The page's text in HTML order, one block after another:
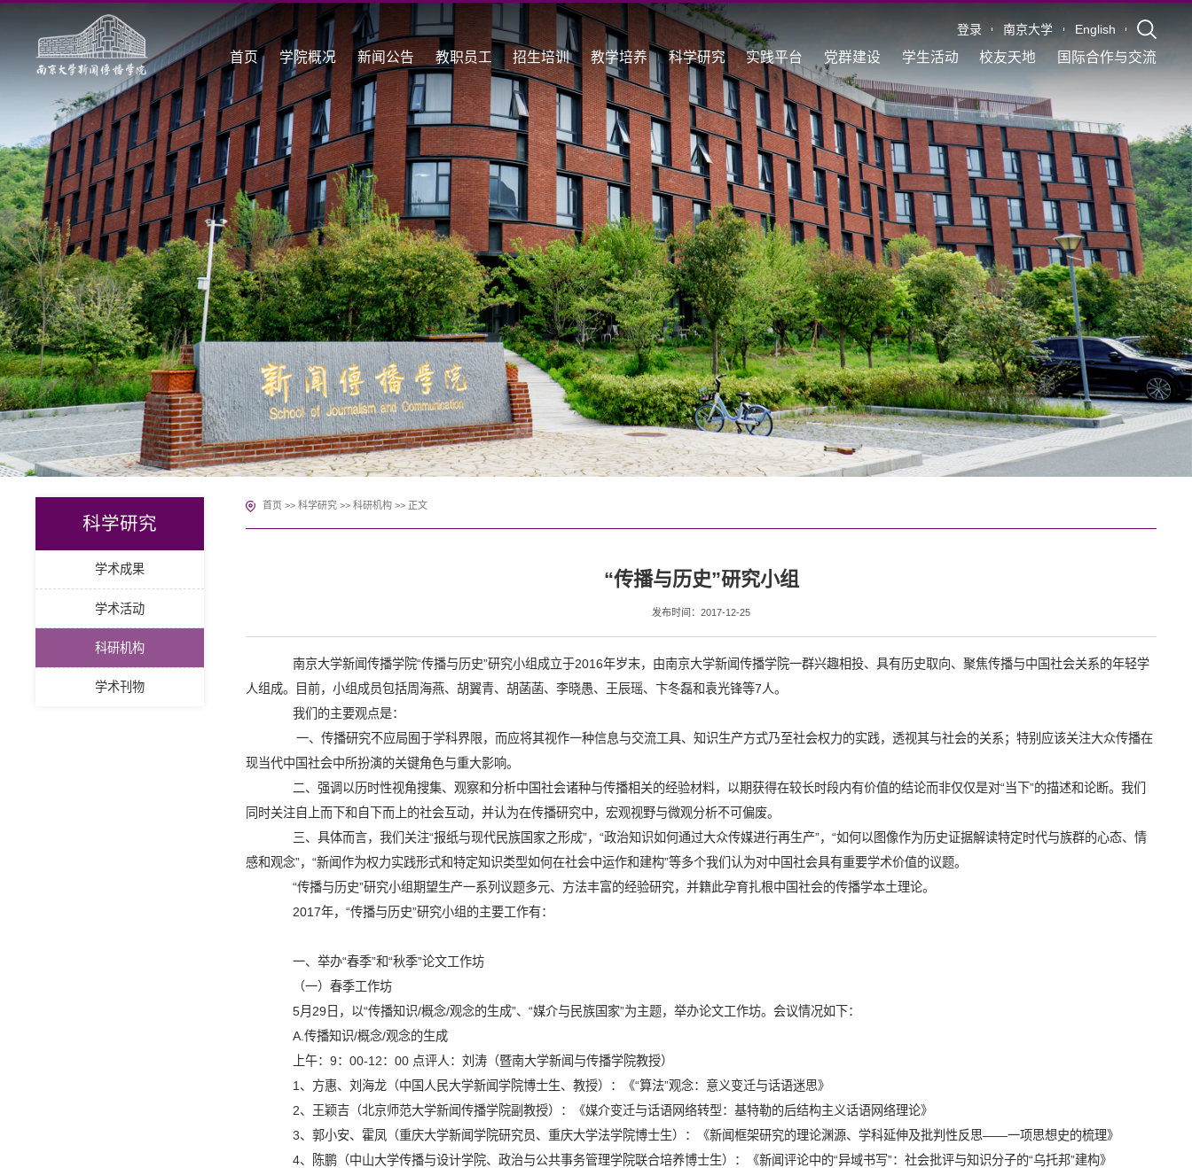
登录 南京大学 English
首页 学院概况 新闻公告 教职员工 招生培训 教学培养 科学研究 实践平台 党群建设 学生活动 校友天地 国际合作与交流
科学研究
学术成果
学术活动
科研机构
学术刊物
首页 >> 科学研究 >> 科研机构 >> 正文
​“传播与历史”研究小组
发布时间：2017-12-25
南京大学新闻传播学院“传播与历史”研究小组成立于2016年岁末，由南京大学新闻传播学院一群兴趣相投、具有历史取向、聚焦传播与中国社会关系的年轻学
人组成。目前，小组成员包括周海燕、胡翼青、胡菡菡、李晓愚、王辰瑶、卞冬磊和袁光锋等7人。
我们的主要观点是：
一、 传播研究不应局囿于学科界限，而应将其视作一种信息与交流工具、知识生产方式乃至社会权力的实践，透视其与社会的关系；特别应该关注大众传播在
现当代中国社会中所扮演的关键角色与重大影响。
二、 强调以历时性视角搜集、观察和分析中国社会诸种与传播相关的经验材料，以期获得在较长时段内有价值的结论而非仅仅是对“当下”的描述和论断。我们
同时关注自上而下和自下而上的社会互动，并认为在传播研究中，宏观视野与微观分析不可偏废。
三、 具体而言，我们关注“报纸与现代民族国家之形成”， “政治知识如何通过大众传媒进行再生产”， “如何以图像作为历史证据解读特定时代与族群的心态、情
感和观念”， “新闻作为权力实践形式和特定知识类型如何在社会中运作和建构”等多个我们认为对中国社会具有重要学术价值的议题。
“传播与历史”研究小组期望生产一系列议题多元、方法丰富的经验研究，并籍此孕育扎根中国社会的传播学本土理论。
2017年，“传播与历史”研究小组的主要工作有：
一、举办“春季”和“秋季”论文工作坊
（一） 春季工作坊
5月 29 日， 以“传播知识/概念/观念的生成”、“媒介与民族国家”为主题，举办论文工作坊。会议情况如下：
A. 传播知识/概念/观念的生成
上午： 9： 00-12： 00 点评人： 刘涛 （暨南大学新闻与传播学院教授）
1 、方惠、刘海龙（中国人民大学新闻学院博士生、教授）：《“算法”观念：意义变迁与话语迷思》
2、王颖吉（北京师范大学新闻传播学院副教授）：《媒介变迁与话语网络转型：基特勒的后结构主义话语网络理论》
3、郭小安、霍凤（重庆大学新闻学院研究员、重庆大学法学院博士生）：《新闻框架研究的理论渊源、学科延伸及批判性反思——一项思想史的梳理》
4、陈鹏（中山大学传播与设计学院、政治与公共事务管理学院联合培养博士生）：《新闻评论中的“异域书写”：社会批评与知识分子的“乌托邦”建构》